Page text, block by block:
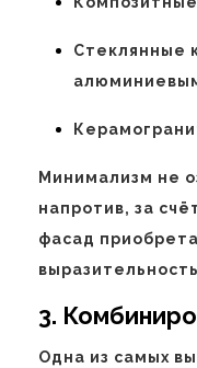
Стеклянные
Минимализм не
напротив, за
фасад
3.
Одна из самых